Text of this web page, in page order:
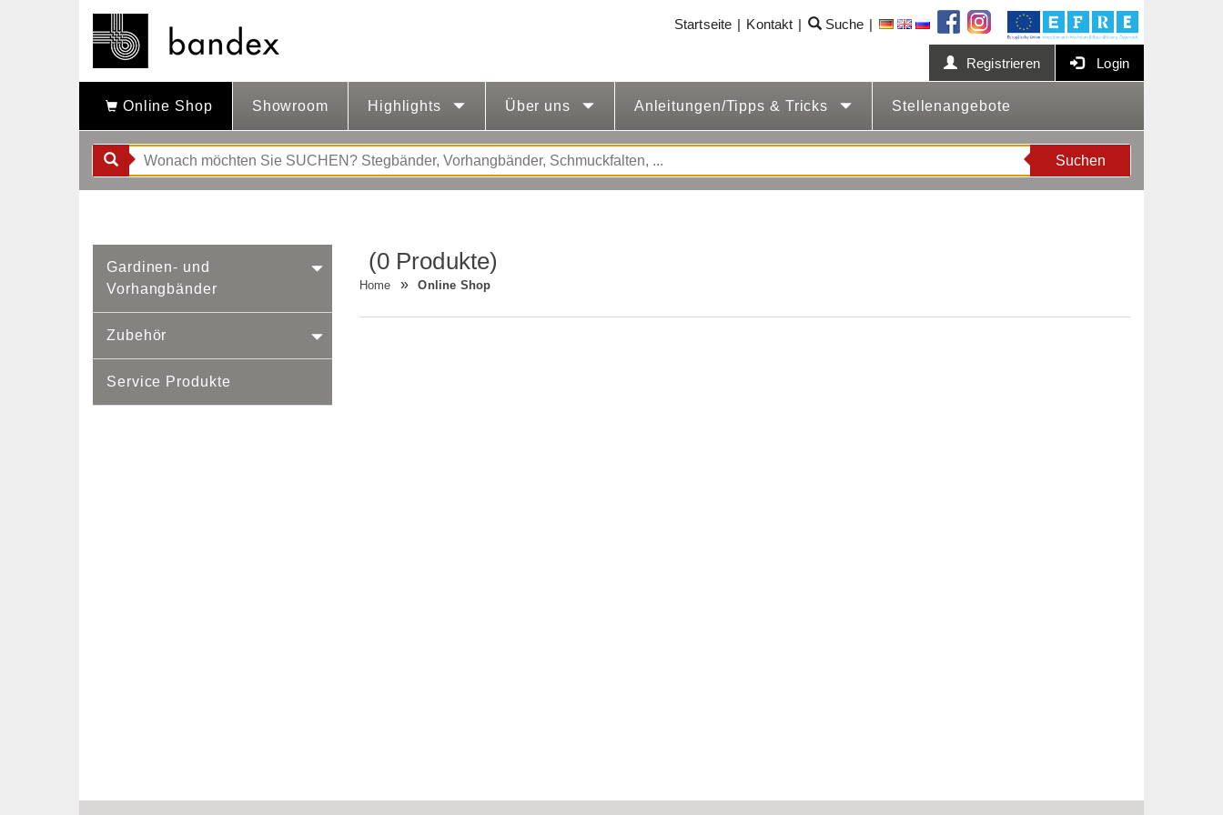
Online Shop Showroom Highlights Über uns Anleitungen/Tipps & Tricks Stellenangebote
Startseite Kontakt Suche
Registrieren Login
Suchen
Gardinen- und
Vorhangbänder
Zubehör
Service Produkte
(0 Produkte)
Home Online Shop